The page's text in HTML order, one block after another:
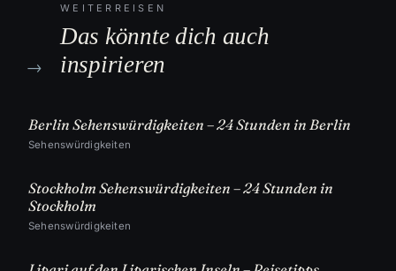
→
WEITERREISEN
Das könnte dich auch
inspirieren
Berlin Sehenswürdigkeiten – 24 Stunden in Berlin
Sehenswürdigkeiten
Stockholm Sehenswürdigkeiten – 24 Stunden in
Stockholm
Sehenswürdigkeiten